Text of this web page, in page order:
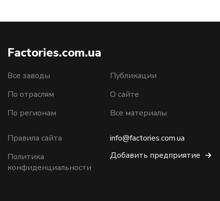
Factories.com.ua
Все заводы
По отраслям
По регионам
Публикации
О сайте
Все материалы
Правила сайта
Политика
конфиденциальности
info@factories.com.ua
Добавить предприятие